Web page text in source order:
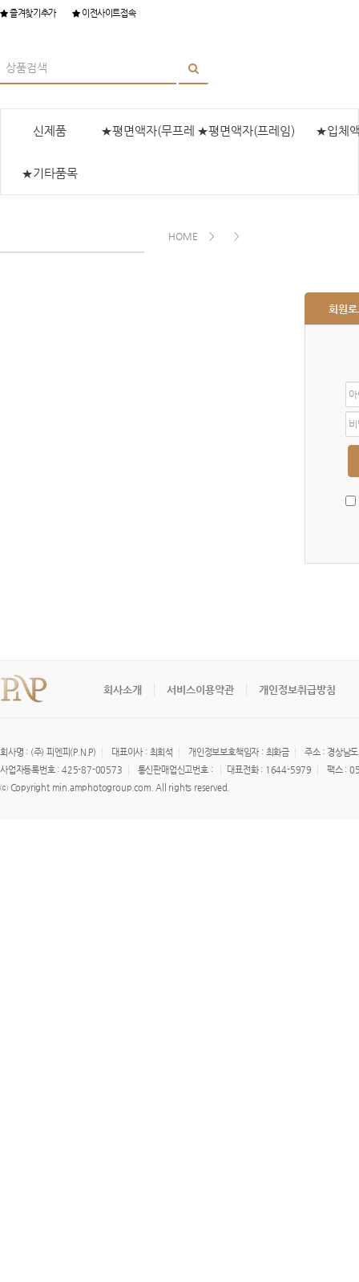
즐겨찾기추가 이전사이트접속
신제품 ★평면액자(무프레 ★평면액자(프레임) ★입체
★기타품목
HOME
회원
디
번
회사소개 서비스이용약관 개인정보취급방침
회사명 : (주) 피엔피(P.N.P) 대표이사 : 최희석 개인정보보호책임자 : 최화금
주소 : 경상남
사업자등록번호 : 425-87-00573
통신판매업신고번호 : 대표전화 : 1644-5979
팩스 :
ⓒ Copyright min.amphotogroup.com. All rights reserved.